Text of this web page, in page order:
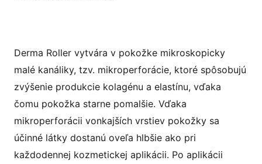
Derma Roller vytvára v pokožke mikroskopicky
malé kanáliky, tzv. mikroperforácie, ktoré spôsobujú
zvýšenie produkcie kolagénu a elastínu, vďaka
čomu pokožka starne pomalšie. Vďaka
mikroperforácii vonkajších vrstiev pokožky sa
účinné látky dostanú oveľa hlbšie ako pri
každodennej kozmetickej aplikácii. Po aplikácii